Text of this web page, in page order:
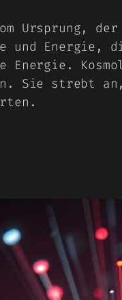
Ursprung,
Energie,
Sie strebt